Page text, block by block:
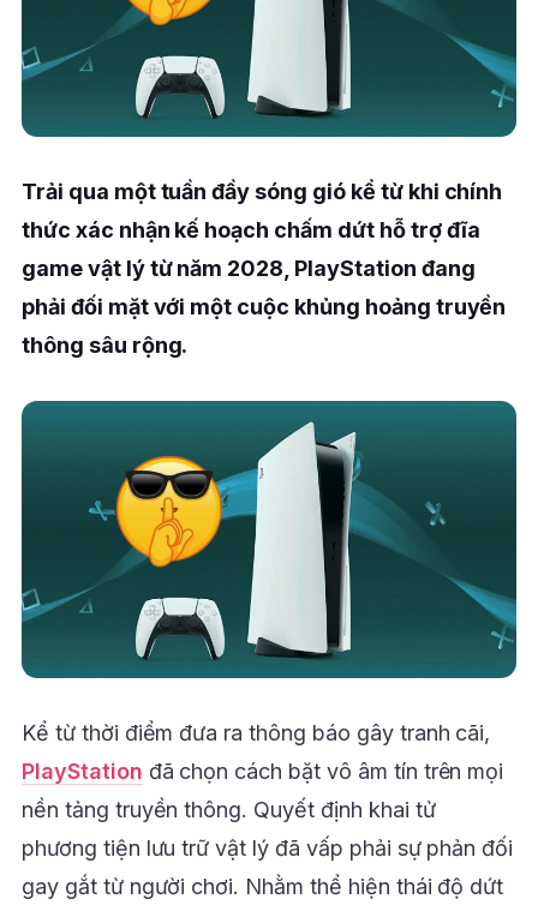
Trải qua một tuần đầy sóng gió kể từ khi chính
thức xác nhận kế hoạch chấm dứt hỗ trợ đĩa
game vật lý từ năm 2028, PlayStation đang
phải đối mặt với một cuộc khủng hoảng truyền
thông sâu rộng.
Kể từ thời điểm đưa ra thông báo gây tranh cãi,
PlayStation đã chọn cách bặt vô âm tín trên mọi
nền tảng truyền thông. Quyết định khai tử
phương tiện lưu trữ vật lý đã vấp phải sự phản đối
gay gắt từ người chơi. Nhằm thể hiện thái độ dứt